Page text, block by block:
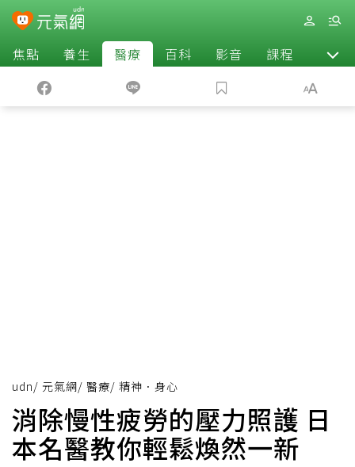
焦點 養生 醫療 百科 影音 課程 退休
udn/ 元氣網/ 醫療/ 精神．身心
消除慢性疲勞的壓力照護 日
本名醫教你輕鬆煥然一新